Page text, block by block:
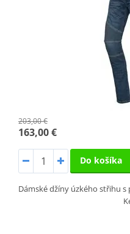
203,00 €
163,00 €
Do košíka
Dámské džíny úzkého střihu